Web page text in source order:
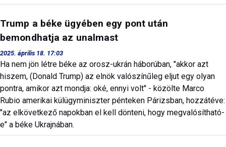
Trump a béke ügyében egy pont után
bemondhatja az unalmast
2025. április 18. 17:03
Ha nem jön létre béke az orosz-ukrán háborúban, "akkor azt
hiszem, (Donald Trump) az elnök valószínűleg eljut egy olyan
pontra, amikor azt mondja: oké, ennyi volt" - közölte Marco
Rubio amerikai külügyminiszter pénteken Párizsban, hozzátéve:
"az elkövetkező napokban el kell dönteni, hogy megvalósítható-
e" a béke Ukrajnában.